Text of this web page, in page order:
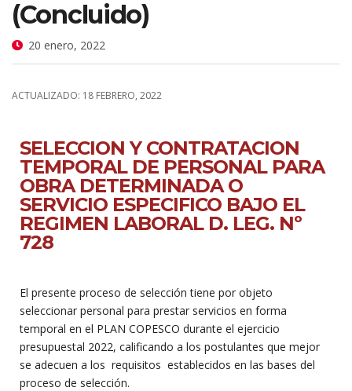
(Concluido)
20 enero, 2022
ACTUALIZADO: 18 FEBRERO, 2022
SELECCION Y CONTRATACION
TEMPORAL DE PERSONAL PARA
OBRA DETERMINADA O
SERVICIO ESPECIFICO BAJO EL
REGIMEN LABORAL D. LEG. Nº
728
El presente proceso de selección tiene por objeto
seleccionar personal para prestar servicios en forma
temporal en el PLAN COPESCO durante el ejercicio
presupuestal 2022, calificando a los postulantes que mejor
se adecuen a los requisitos establecidos en las bases del
proceso de selección.